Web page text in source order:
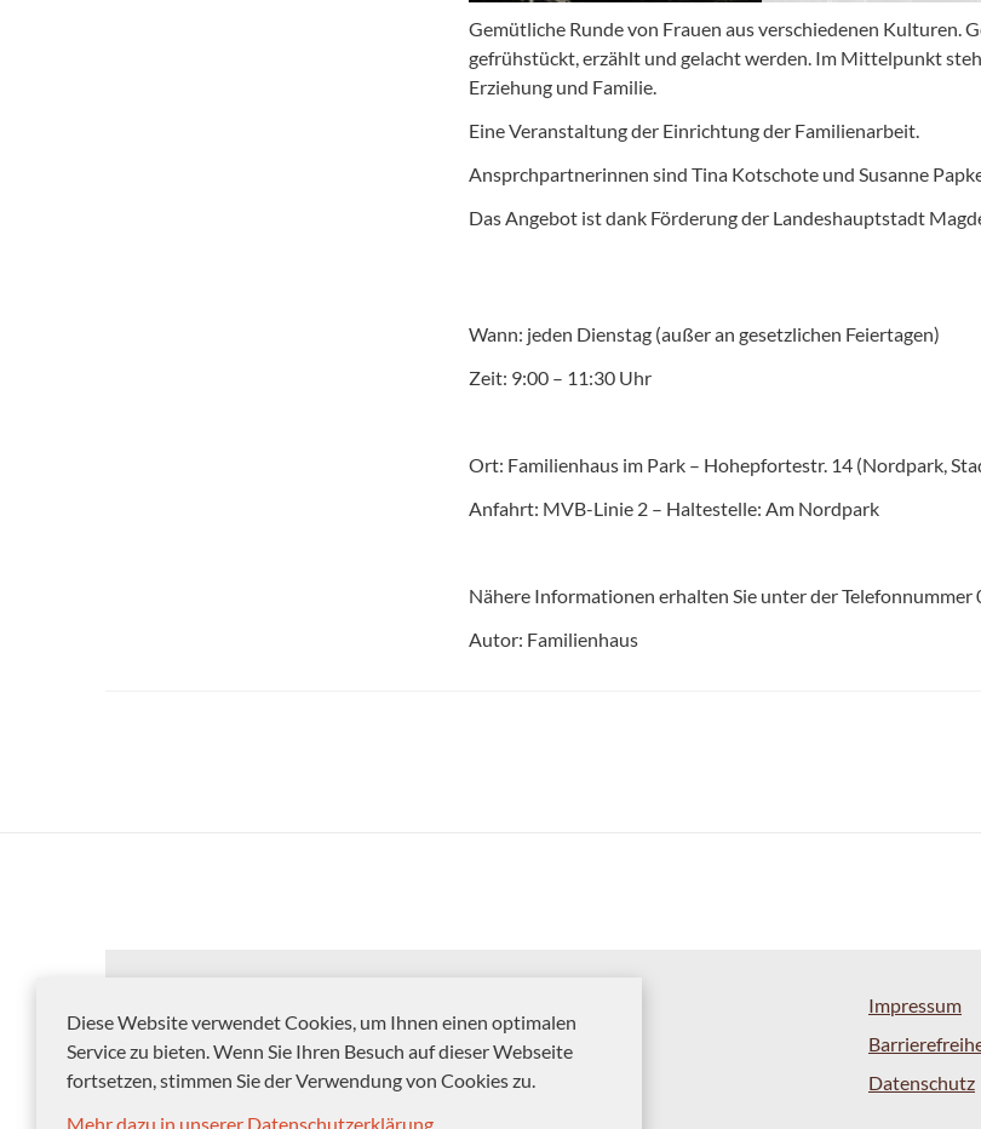
Diese Website verwendet Cookies, um Ihnen einen optimalen
Service zu bieten. Wenn Sie Ihren Besuch auf dieser Webseite
fortsetzen, stimmen Sie der Verwendung von Cookies zu.
Mehr dazu in unserer Datenschutzerklärung.
Gemütliche Runde von Frauen aus verschiedenen Kulturen.
gefrühstückt, erzählt und gelacht werden. Im Mittelpunkt
Erziehung und Familie.
Eine Veranstaltung der Einrichtung der Familienarbeit.
Ansprchpartnerinnen sind Tina Kotschote und Susanne
Das Angebot ist dank Förderung der Landeshauptstadt
Wann: jeden Dienstag (außer an gesetzlichen Feiertagen)
Zeit: 9:00 – 11:30 Uhr
Ort: Familienhaus im Park – Hohepfortestr. 14 (Nordpark,
Anfahrt: MVB-Linie 2 – Haltestelle: Am Nordpark
Nähere Informationen erhalten Sie unter der Telefonnummer
Autor: Familienhaus
Impressum
Datenschutz